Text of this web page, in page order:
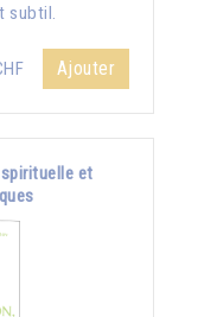
subtil.
Ajouter
et